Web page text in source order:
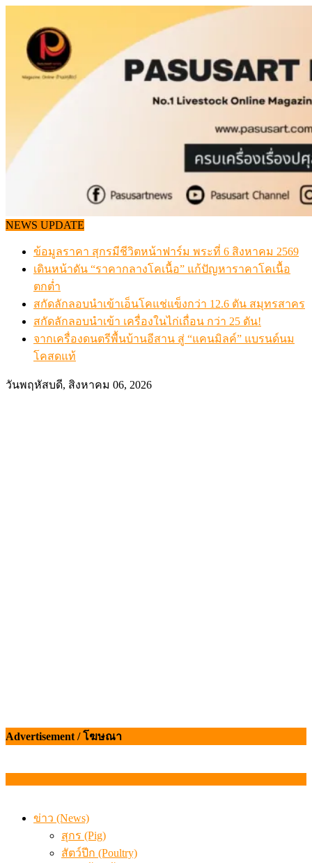
content
NEWS UPDATE
ข้อมูลราคา สุกรมีชีวิตหน้าฟาร์ม พระที่ 6 สิงหาคม 2569
เดินหน้าดัน “ราคากลางโคเนื้อ” แก้ปัญหาราคาโคเนื้อ
ตกต่ำ
สกัดลักลอบนำเข้าเอ็นโคแช่แข็งกว่า 12.6 ตัน สมุทรสาคร
สกัดลักลอบนำเข้า เครื่องในไก่เถื่อน กว่า 25 ตัน!
จากเครื่องดนตรีพื้นบ้านอีสาน สู่ “แคนมิลค์” แบรนด์นม
โคสดแท้
วันพฤหัสบดี, สิงหาคม 06, 2026
Advertisement / โฆษณา
ข่าว (News)
สุกร (Pig)
สัตว์ปีก (Poultry)